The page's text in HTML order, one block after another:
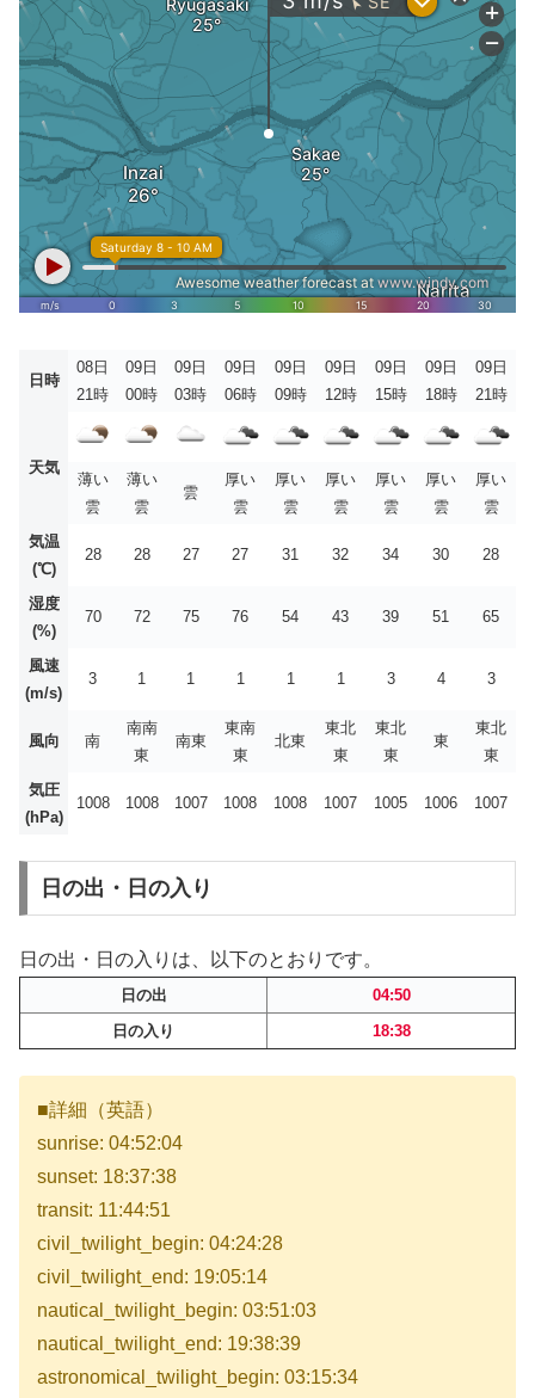
日時
08日
21時
09日
00時
09日
03時
09日
06時
09日
09時
09日
12時
09日
15時
09日
18時
09日
21時
天気
薄い
雲
薄い
雲
雲
厚い
雲
厚い
雲
厚い
雲
厚い
雲
厚い
雲
厚い
雲
気温
(℃)
28 28 27 27 31 32 34 30 28
湿度
(%)
70 72 75 76 54 43 39 51 65
風速
(m/s)
3 1 1 1 1 1 3 4 3
風向 南
南南
東
南東
東南
東
北東
東北
東
東北
東
東
東北
東
気圧
(hPa)
1008 1008 1007 1008 1008 1007 1005 1006 1007
日の出・日の入り
日の出・日の入りは、以下のとおりです。
日の出
04:50
日の入り
18:38
■詳細（英語）
sunrise: 04:52:04
sunset: 18:37:38
transit: 11:44:51
civil_twilight_begin: 04:24:28
civil_twilight_end: 19:05:14
nautical_twilight_begin: 03:51:03
nautical_twilight_end: 19:38:39
astronomical_twilight_begin: 03:15:34